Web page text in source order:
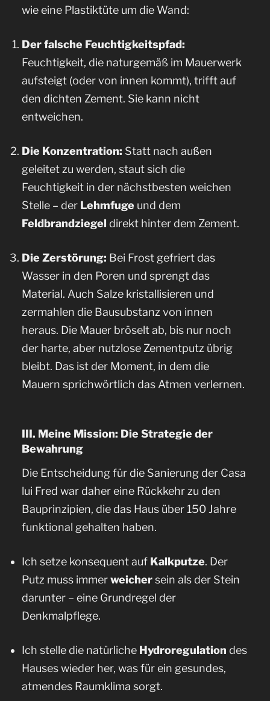
wie eine Plastiktüte um die Wand:
Der falsche Feuchtigkeitspfad:
Feuchtigkeit, die naturgemäß im Mauerwerk
aufsteigt (oder von innen kommt), trifft auf
den dichten Zement. Sie kann nicht
entweichen.
Die Konzentration: Statt nach außen
geleitet zu werden, staut sich die
Feuchtigkeit in der nächstbesten weichen
Stelle – der Lehmfuge und dem
Feldbrandziegel direkt hinter dem Zement.
Die Zerstörung: Bei Frost gefriert das
Wasser in den Poren und sprengt das
Material. Auch Salze kristallisieren und
zermahlen die Bausubstanz von innen
heraus. Die Mauer bröselt ab, bis nur noch
der harte, aber nutzlose Zementputz übrig
bleibt. Das ist der Moment, in dem die
Mauern sprichwörtlich das Atmen verlernen.
III. Meine Mission: Die Strategie der
Bewahrung
Die Entscheidung für die Sanierung der Casa
lui Fred war daher eine Rückkehr zu den
Bauprinzipien, die das Haus über 150 Jahre
funktional gehalten haben.
Ich setze konsequent auf Kalkputze. Der
Putz muss immerweichersein als der Stein
darunter – eine Grundregel der
Denkmalpflege.
Ich stelle die natürliche Hydroregulation des
Hauses wieder her, was für ein gesundes,
atmendes Raumklima sorgt.